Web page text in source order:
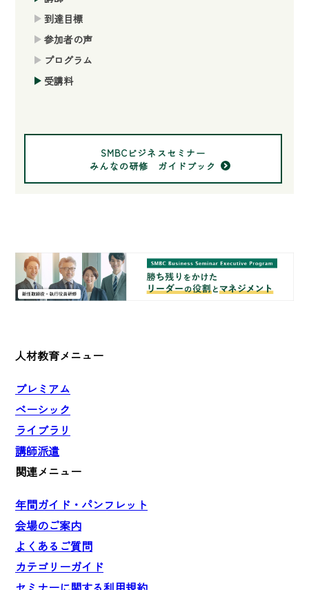
到達目標
参加者の声
プログラム
受講料
SMBCビジネスセミナー
みんなの研修 ガイドブック
人材教育メニュー
プレミアム
ベーシック
ライブラリ
講師派遣
関連メニュー
年間ガイド・パンフレット
会場のご案内
よくあるご質問
カテゴリーガイド